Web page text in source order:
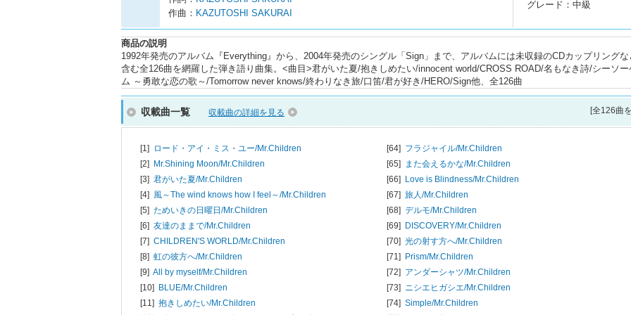
作曲： KAZUTOSHI SAKURAI
グレード：中級
商品の説明
1992年発売のアルバム『Everything』から、2004年発売のシングル「Sign」まで、アルバムには未収録のCDカップリングな
含む全126曲を網羅した弾き語り曲集。<曲目>君がいた夏/抱きしめたい/innocent world/CROSS ROAD/名もなき詩/シーソー
ム ～勇敢な恋の歌～/Tomorrow never knows/終わりなき旅/口笛/君が好き/HERO/Sign他、全126曲
収載曲一覧 収載曲の詳細を見る [全126曲
[1] ロード・アイ・ミス・ユー/Mr.Children
[2] Mr.Shining Moon/Mr.Children
[3] 君がいた夏/Mr.Children
[4] 風～The wind knows how I feel～/Mr.Children
[5] ためいきの日曜日/Mr.Children
[6] 友達のままで/Mr.Children
[7] CHILDREN'S WORLD/Mr.Children
[8] 虹の彼方へ/Mr.Children
[9] All by myself/Mr.Children
[10] BLUE/Mr.Children
[11] 抱きしめたい/Mr.Children
[64] フラジャイル/Mr.Children
[65] また会えるかな/Mr.Children
[66] Love is Blindness/Mr.Children
[67] 旅人/Mr.Children
[68] デルモ/Mr.Children
[69] DISCOVERY/Mr.Children
[70] 光の射す方へ/Mr.Children
[71] Prism/Mr.Children
[72] アンダーシャツ/Mr.Children
[73] ニシエヒガシエ/Mr.Children
[74] Simple/Mr.Children